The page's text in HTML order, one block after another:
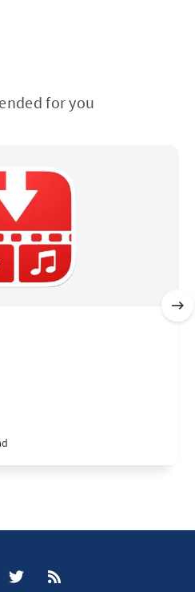
for you